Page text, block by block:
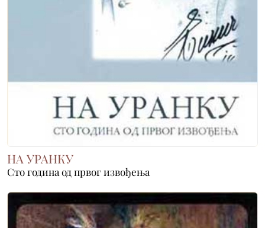
НА УРАНКУ
Сто година од првог извођења